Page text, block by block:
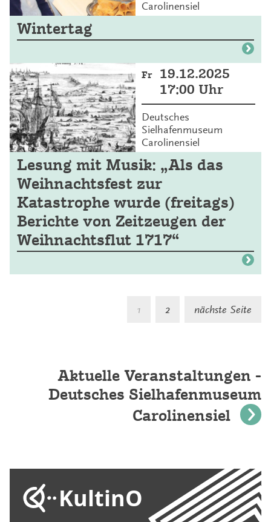
Carolinensiel
Wintertag
Fr
19.12.2025
17:00 Uhr
Deutsches
Sielhafenmuseum
Carolinensiel
Lesung mit Musik: „Als das
Weihnachtsfest zur
Katastrophe wurde (freitags)
Berichte von Zeitzeugen der
Weihnachtsflut 1717“
1 2 nächste Seite
Aktuelle Veranstaltungen -
Deutsches Sielhafenmuseum
Carolinensiel
KultinO